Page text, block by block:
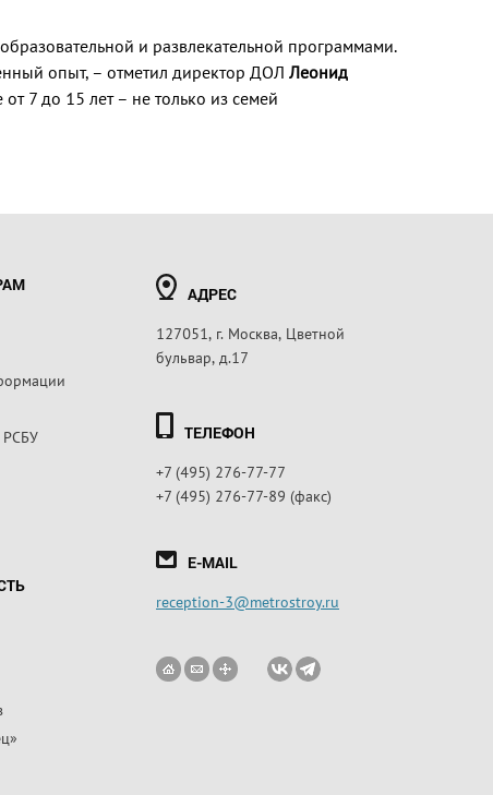
и развлекательной программами.
опыт, – отметил директор ДОЛ Леонид
7 до 15 лет – не только из семей
РСБУ
АДРЕС
127051, г. Москва, Цветной
бульвар, д.17
ТЕЛЕФОН
+7 (495) 276-77-77
+7 (495) 276-77-89 (факс)
E-MAIL
reception-3@metrostroy.ru